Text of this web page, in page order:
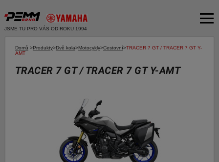
JSME TU PRO VÁS OD ROKU 1994
Akční nabídka
Produkty
Čtyři kola
Čtyřkolky
E-SHOP YAMAHA
Servis
Bazar moto
Bazar ND
Domů >Produkty>Dvě kola>Motocykly>Cestovní>TRACER 7 GT / TRACER 7 GT Y-
AMT
TRACER 7 GT / TRACER 7 GT Y-AMT